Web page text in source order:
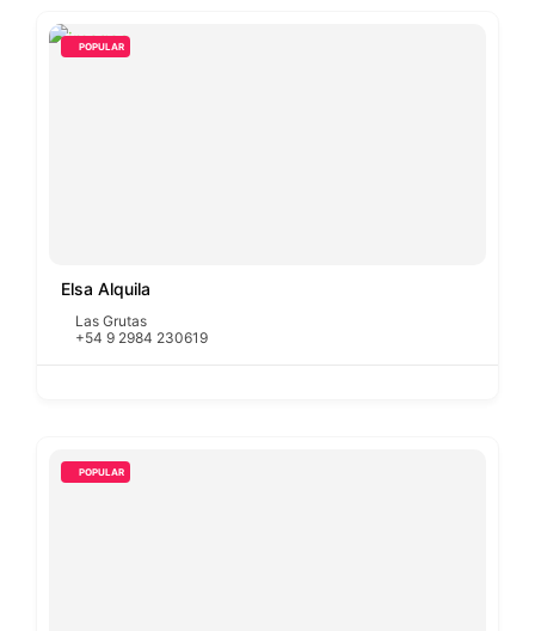
POPULAR
Elsa Alquila
Las Grutas
+54 9 2984 230619
POPULAR